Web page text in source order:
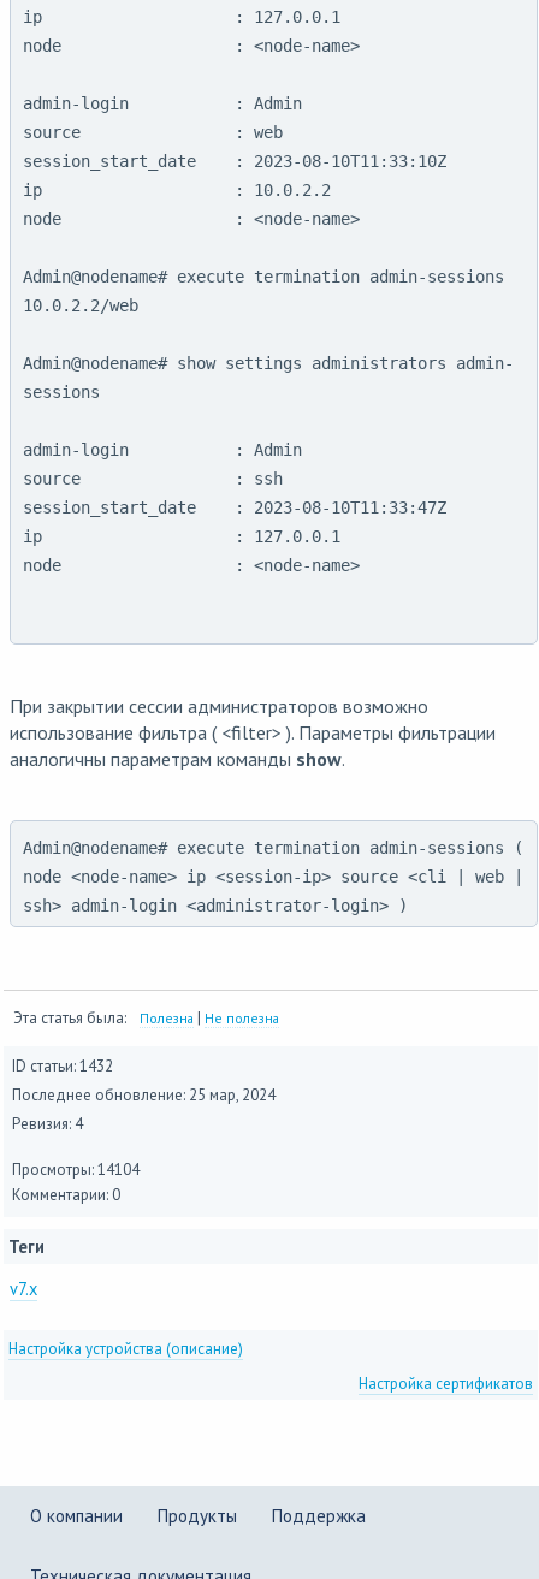
ip                    : 127.0.0.1
node                  : <node-name>
admin-login           : Admin
source                : web
session_start_date    : 2023-08-10T11:33:10Z
ip                    : 10.0.2.2
node                  : <node-name>
Admin@nodename# execute termination admin-sessions
10.0.2.2/web
Admin@nodename# show settings administrators admin-
sessions
admin-login           : Admin
source                : ssh
session_start_date    : 2023-08-10T11:33:47Z
ip                    : 127.0.0.1
node                  : <node-name>
При закрытии сессии администраторов возможно
использование фильтра ( <filter> ). Параметры фильтрации
аналогичны параметрам команды show.
Admin@nodename# execute termination admin-sessions (
node <node-name> ip <session-ip> source <cli | web |
ssh> admin-login <administrator-login> )
Эта статья была: Полезна | Не полезна
ID статьи: 1432
Последнее обновление: 25 мар, 2024
Ревизия: 4
Просмотры: 14104
Комментарии: 0
Теги
v7.x
Настройка устройства (описание)
Настройка сертификатов
О компании Продукты Поддержка